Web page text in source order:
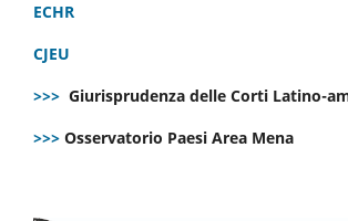
ECHR
CJEU
>>> Giurisprudenza delle Corti Latino-
>>> Osservatorio Paesi Area Mena